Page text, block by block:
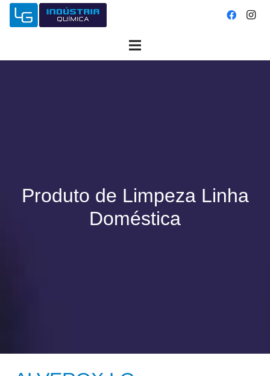
Produto de Limpeza Linha
Doméstica